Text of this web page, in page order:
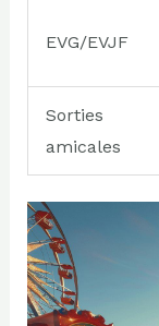
EVG/EVJF
Sorties
amicales